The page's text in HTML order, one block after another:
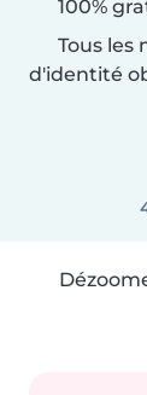
100%
Tous
d'identité